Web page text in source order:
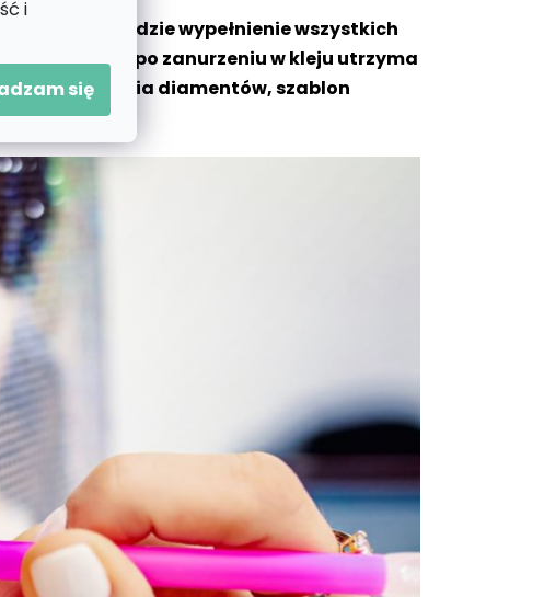
i
się
będzie wypełnienie wszystkich
pióro, które po zanurzeniu w kleju utrzyma
do zbierania diamentów, szablon